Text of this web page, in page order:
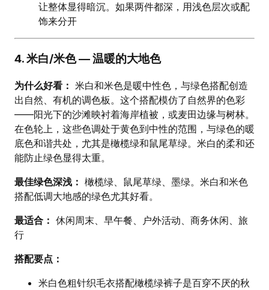
让整体显得暗沉。如果两件都深，用浅色层次或配
饰来分开
4. 米白/米色 — 温暖的大地色
为什么好看： 米白和米色是暖中性色，与绿色搭配创造
出自然、有机的调色板。这个搭配模仿了自然界的色彩
——阳光下的沙滩映衬着海岸植被，或麦田边缘与树林。
在色轮上，这些色调处于黄色到中性的范围，与绿色的暖
底色和谐共处，尤其是橄榄绿和鼠尾草绿。米白的柔和还
能防止绿色显得太重。
最佳绿色深浅： 橄榄绿、鼠尾草绿、墨绿。米白和米色
搭配低调大地感的绿色尤其好看。
最适合： 休闲周末、早午餐、户外活动、商务休闲、旅
行
搭配要点：
米白色粗针织毛衣搭配橄榄绿裤子是百穿不厌的秋